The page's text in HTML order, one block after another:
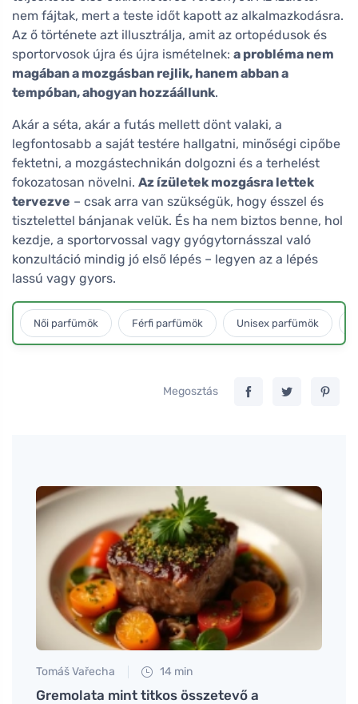
nem fájtak, mert a teste időt kapott az alkalmazkodásra.
Az ő története azt illusztrálja, amit az ortopédusok és
sportorvosok újra és újra ismételnek: a probléma nem
magában a mozgásban rejlik, hanem abban a
tempóban, ahogyan hozzáállunk.
Akár a séta, akár a futás mellett dönt valaki, a
legfontosabb a saját testére hallgatni, minőségi cipőbe
fektetni, a mozgástechnikán dolgozni és a terhelést
fokozatosan növelni. Az ízületek mozgásra lettek
tervezve – csak arra van szükségük, hogy ésszel és
tisztelettel bánjanak velük. És ha nem biztos benne, hol
kezdje, a sportorvossal vagy gyógytornásszal való
konzultáció mindig jó első lépés – legyen az a lépés
lassú vagy gyors.
Női parfümök Férfi parfümök Unisex parfümök
Megosztás
Tomáš Vařecha 14 min
Gremolata mint titkos összetevő a